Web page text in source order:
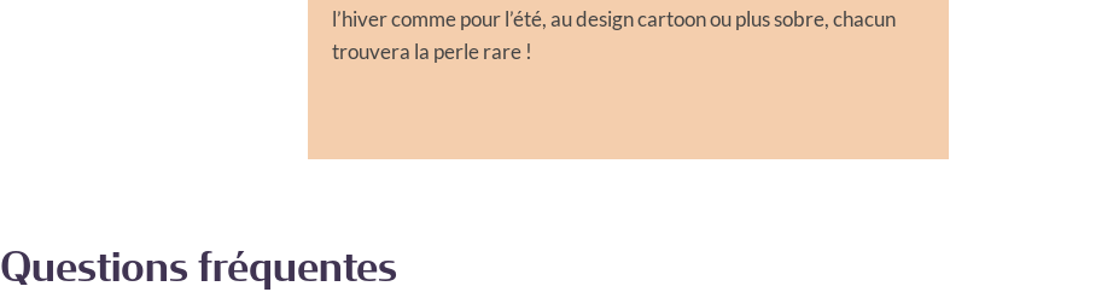
l’hiver comme pour l’été, au design cartoon ou plus sobre, chacun
trouvera la perle rare !
Questions fréquentes